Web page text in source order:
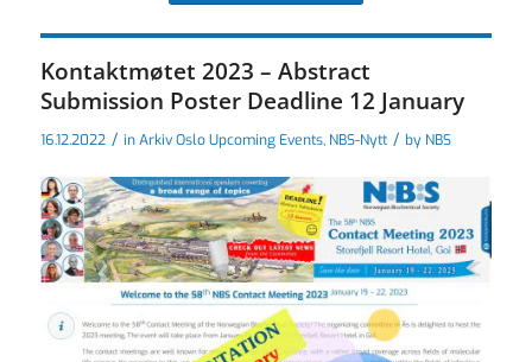
Kontaktmøtet 2023 – Abstract
Submission Poster Deadline 12 January
16.12.2022 / inArkiv Oslo Upcoming Events, NBS-Nytt / by NBS